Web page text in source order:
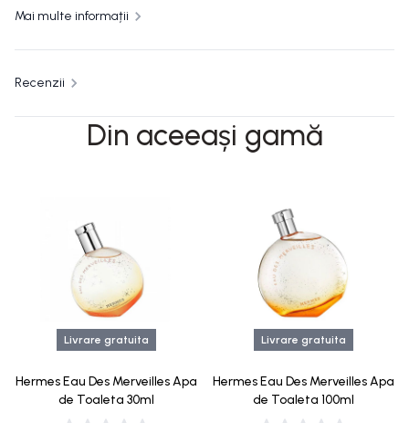
Mai multe informații
Recenzii
Din aceeași gamă
Livrare gratuita
Hermes Eau Des Merveilles Apa
de Toaleta 30ml
Livrare gratuita
Hermes Eau Des Merveilles Apa
de Toaleta 100ml